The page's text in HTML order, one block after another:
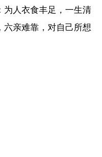
为人衣食丰足，一生清
六亲难靠，对自己所想